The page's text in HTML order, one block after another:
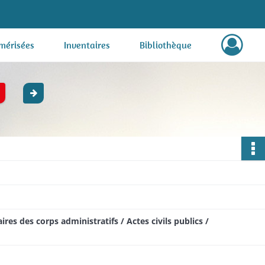
Inventaires Bibliothèque
des corps administratifs / Actes civils publics /